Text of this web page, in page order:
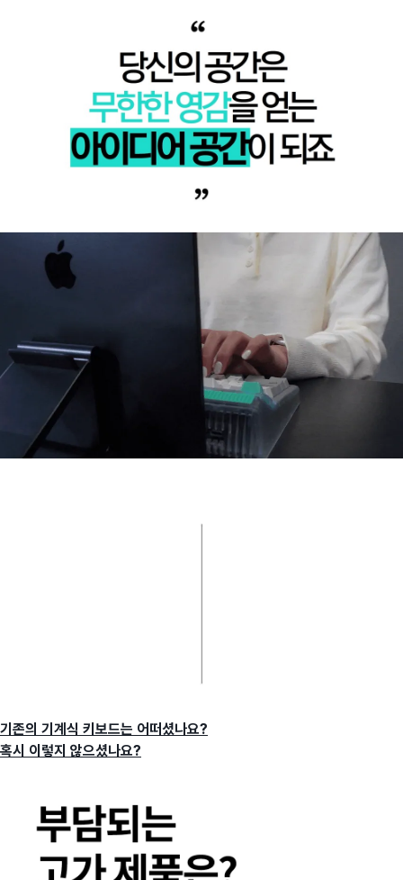
기존의 기계식 키보드는 어떠셨나요?
혹시 이렇지 않으셨나요?